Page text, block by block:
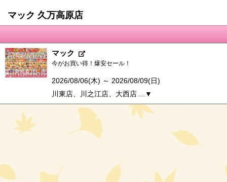
マック 久万高原店
マック
今がお買い得！爆安セール！
2026/08/06(木) ～ 2026/08/09(日)
川東店、川之江店、大西店 ...▼